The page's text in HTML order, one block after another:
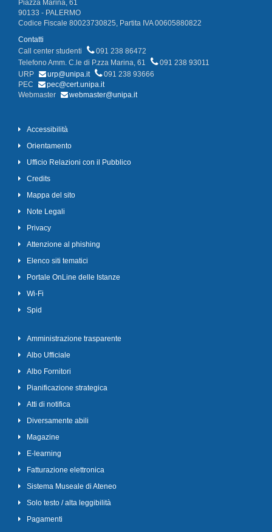
Piazza Marina, 61
90133 - PALERMO
Codice Fiscale 80023730825, Partita IVA 00605880822
Contatti
Call center studenti
091 238 86472
Telefono Amm. C.le di P.zza Marina, 61
091 238 93011
URP
urp@unipa.it
091 238 93666
PEC
pec@cert.unipa.it
Webmaster
webmaster@unipa.it
Accessibilità
Orientamento
Ufficio Relazioni con il Pubblico
Credits
Mappa del sito
Note Legali
Privacy
Attenzione al phishing
Elenco siti tematici
Portale OnLine delle Istanze
Wi-Fi
Spid
Amministrazione trasparente
Albo Ufficiale
Albo Fornitori
Pianificazione strategica
Atti di notifica
Diversamente abili
Magazine
E-learning
Fatturazione elettronica
Sistema Museale di Ateneo
Solo testo / alta leggibilità
Pagamenti